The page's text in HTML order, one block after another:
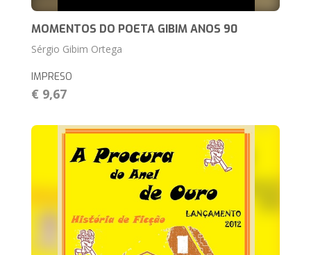
MOMENTOS DO POETA GIBIM ANOS 90
Sérgio Gibim Ortega
IMPRESO
€ 9,67